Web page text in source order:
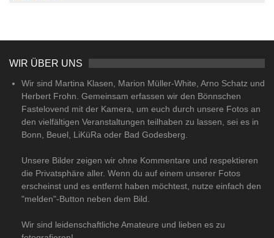
WIR ÜBER UNS
Wir sind Martina Klasen, Marion Müller-White, Arno Schatz und
Herbert Frohn. Gemeinsam erfassen wir den Bönnschen
Fastelovend mit der Kamera, um euch durch unsere Fotos an
den vielfältigen Veranstaltungen teilhaben zu lassen, sei es in
Bonn, Beuel, LiKüRa oder Bad Godesberg.
Unsere Bilder zeigen wir ohne Kommentare und respektieren
die Privatsphäre aller. Wenn du auf einem unserer Fotos
erscheinst und es entfernt haben möchtest, nutze einfach den
"melden"-Button neben dem Bild.
Wir sind leidenschaftliche Amateure und lieben es zu